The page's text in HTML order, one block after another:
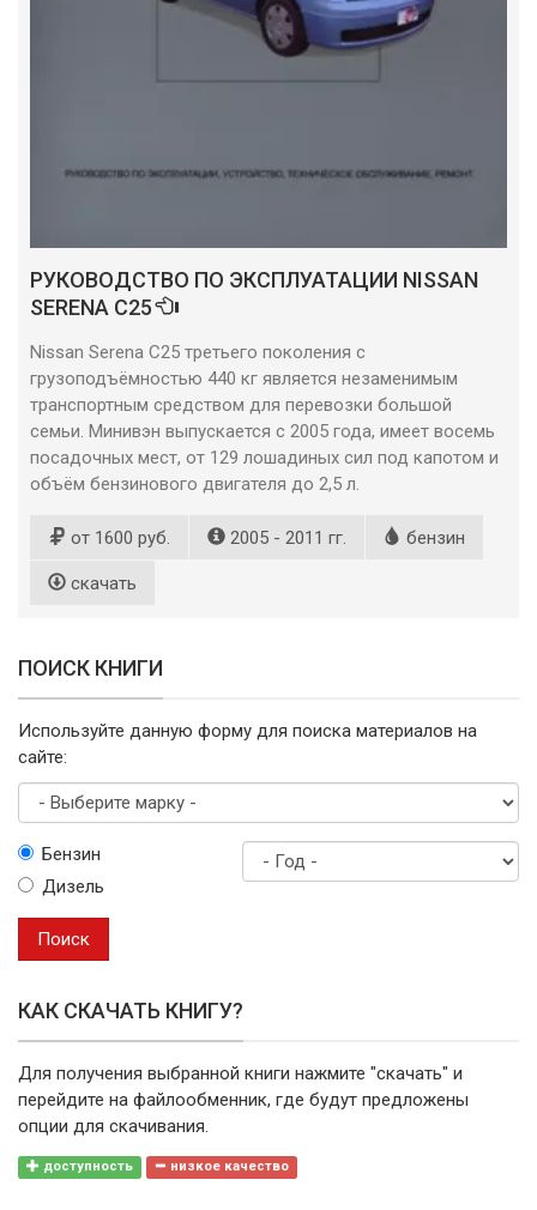
РУКОВОДСТВО ПО ЭКСПЛУАТАЦИИ NISSAN
SERENA C25
Nissan Serena C25 третьего поколения с
грузоподъёмностью 440 кг является незаменимым
транспортным средством для перевозки большой
семьи. Минивэн выпускается с 2005 года, имеет восемь
посадочных мест, от 129 лошадиных сил под капотом и
объём бензинового двигателя до 2,5 л.
от 1600 руб. 2005 - 2011 гг. бензин
скачать
ПОИСК КНИГИ
Используйте данную форму для поиска материалов на
сайте:
маркуБензин
Дизель
Поиск
КАК СКАЧАТЬ КНИГУ?
Для получения выбранной книги нажмите "скачать" и
перейдите на файлообменник, где будут предложены
опции для скачивания.
доступность низкое качество